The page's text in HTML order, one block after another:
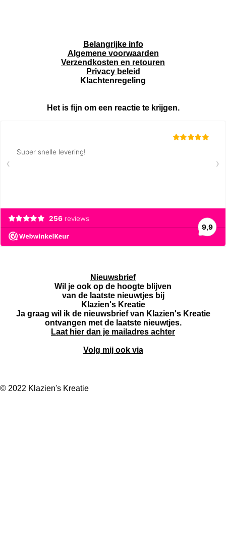
Belangrijke info
Algemene voorwaarden
Verzendkosten en retouren
Privacy beleid
Klachtenregeling
Het is fijn om een reactie te krijgen.
Nieuwsbrief
Wil je ook op de hoogte blijven
van de laatste nieuwtjes bij
Klazien's Kreatie
Ja graag wil ik de nieuwsbrief van Klazien's Kreatie
ontvangen met de laatste nieuwtjes.
Laat hier dan je mailadres achter
Volg mij ook via
© 2022 Klazien's Kreatie